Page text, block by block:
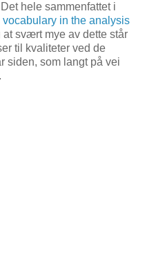
hele sammenfattet i
in the analysis
at svært mye av dette står
til kvaliteter ved de
siden, som langt på vei